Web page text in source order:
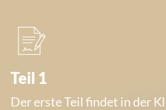
Teil 1
Der erste Teil findet in der